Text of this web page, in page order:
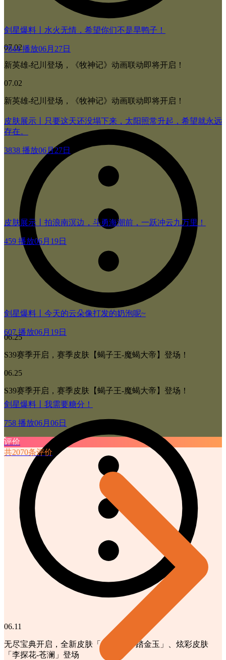
07.02
新英雄-纪川登场，《牧神记》动画联动即将开启！
07.02
新英雄-纪川登场，《牧神记》动画联动即将开启！
06.25
S39赛季开启，赛季皮肤【蝎子王-魔蝎大帝】登场！
06.25
S39赛季开启，赛季皮肤【蝎子王-魔蝎大帝】登场！
06.11
无尽宝典开启，全新皮肤「暴君萨特-踏金玉」、炫彩皮肤
「李探花-苍澜」登场
剑星爆料丨水火无情，希望你们不是旱鸭子！
7844 播放06月27日
皮肤展示丨只要这天还没塌下来，太阳照常升起，希望就永远
存在。
3838 播放06月27日
皮肤展示丨拍浪南溟边，斗勇海潮前，一跃冲云九万里！
459 播放06月19日
剑星爆料丨今天的云朵像打发的奶泡呢~
607 播放06月19日
剑星爆料丨我需要糖分！
758 播放06月06日
评价
共2070条评价